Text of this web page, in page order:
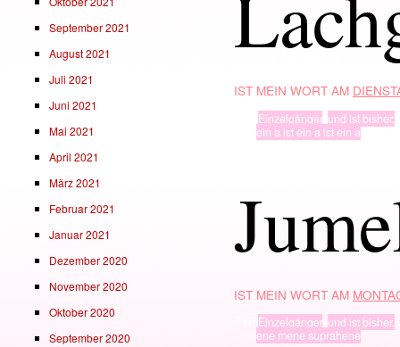
IST MEIN WORT AM
Einzelgänger, und ist bisher.
ein a ist ein a ist ein a
IST MEIN WORT AM
Einzelgänger, und ist bisher.
ene mene suprahene
September 2021
August 2021
Juli 2021
Juni 2021
Mai 2021
April 2021
März 2021
Februar 2021
Januar 2021
Dezember 2020
November 2020
Oktober 2020
September 2020